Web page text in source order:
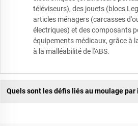
téléviseurs), des jouets (blocs
articles ménagers (carcasses
électriques) et des composants
équipements médicaux, grâce à
à la malléabilité de l'ABS.
Quels sont les défis liés au moulage par